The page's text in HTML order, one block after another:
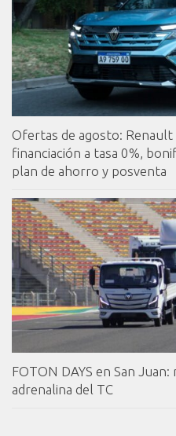
Ofertas de agosto:
financiación a tasa 0%,
plan de ahorro y posventa
FOTON DAYS en San
adrenalina del TC